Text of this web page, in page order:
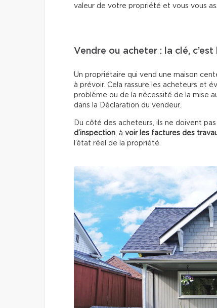
valeur de votre propriété et vous vous
Vendre ou acheter : la clé,
Un propriétaire qui vend une maison
à prévoir. Cela rassure les acheteurs et
problème ou de la nécessité de la mise
dans la Déclaration du vendeur.
Du côté des acheteurs, ils ne doivent
d’inspection , à voir les factures des
l’état réel de la propriété.